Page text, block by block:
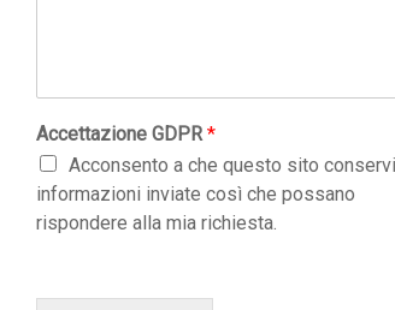
Accettazione GDPR*
Acconsento a che questo sito
informazioni inviate così che possano
rispondere alla mia richiesta.